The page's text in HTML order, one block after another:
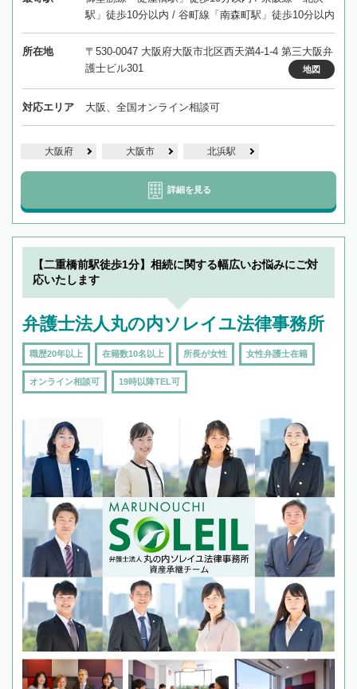
駅」徒歩10分以内 / 谷町線「南森町駅」徒歩10分以内
所在地
〒530-0047 大阪府大阪市北区西天満4-1-4 第三大阪弁
護士ビル301
地図
対応エリア 大阪、全国オンライン相談可
大阪府 大阪市 北浜駅
詳細を見る
【二重橋前駅徒歩1分】相続に関する幅広いお悩みにご対
応いたします
弁護士法人丸の内ソレイユ法律事務所
職歴20年以上 在籍数10名以上 所長が女性 女性弁護士在籍
オンライン相談可 19時以降TEL可